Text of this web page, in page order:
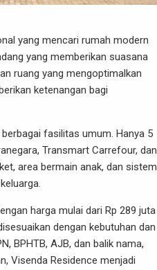
yang mencari rumah modern
yang memberikan suasana
ruang yang mengoptimalkan
ketenangan bagi
fasilitas umum. Hanya 5
Transmart Carrefour, dan
area bermain anak, dan sistem
harga mulai dari Rp 289 juta
dengan kebutuhan dan
BPHTB, AJB, dan balik nama,
Visenda Residence menjadi